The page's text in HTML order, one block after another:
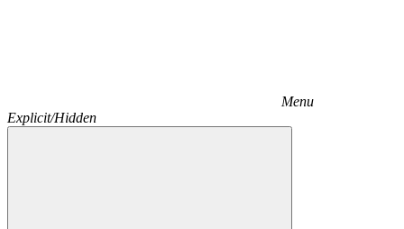
Menu
Explicit/Hidden